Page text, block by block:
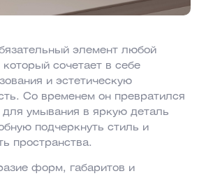
элемент любой
сочетает в себе
и эстетическую
Со временем он превратился
для умывания в яркую деталь
подчеркнуть стиль и
пространства.
форм, габаритов и